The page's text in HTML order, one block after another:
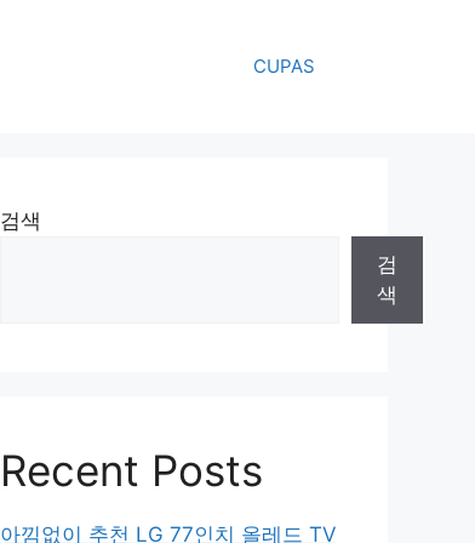
CUPAS
검색
검
색
Recent Posts
아낌없이 추천 LG 77인치 올레드 TV